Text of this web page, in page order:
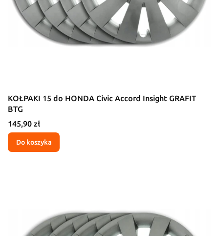
KOŁPAKI 15 do HONDA Civic Accord Insight GRAFIT
BTG
Cena
145,90 zł
Do koszyka